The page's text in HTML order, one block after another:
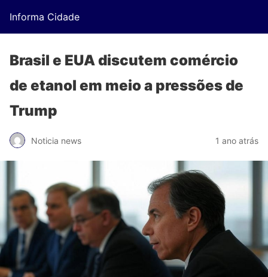
Informa Cidade
Brasil e EUA discutem comércio
de etanol em meio a pressões de
Trump
Noticia news 1 ano atrás